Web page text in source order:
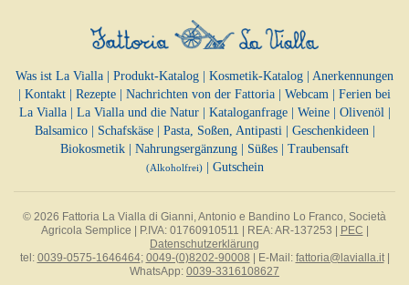
Was ist La Vialla Produkt-Katalog Kosmetik-Katalog
Anerkennungen
Kontakt Rezepte Nachrichten von der Fattoria Webcam
Ferien bei
La Vialla| La Vialla und die Natur| Kataloganfrage| Weine| Olivenöl|
Balsamico| Schafskäse| Pasta, Soßen, Antipasti| Geschenkideen|
Biokosmetik
Nahrungsergänzung Süßes Traubensaft
(Alkoholfrei)| Gutschein
© 2026 Fattoria La Vialla di Gianni, Antonio e Bandino Lo Franco, Società
Agricola Semplice | P.IVA: 01760910511 | REA: AR-137253 |
PEC
Datenschutzerklärung
tel: 0039-0575-1646464; 0049-(0)8202-90008 | E-Mail: fattoria@lavialla.it|
WhatsApp: 0039-3316108627